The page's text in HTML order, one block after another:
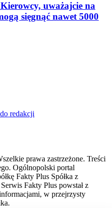
uważajcie na
sięgnąć nawet 5000
redakcji
prawa zastrzeżone. Treści
Ogólnopolski portal
Fakty Plus Spółka z
Fakty Plus powstał z
w przejrzysty